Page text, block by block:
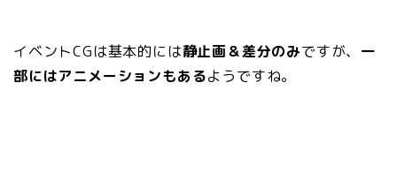
イベントCGは基本的には静止画＆差分のみですが、 一
部にはアニメーションもあるようですね。